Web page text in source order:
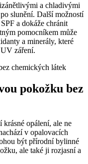
a chladivými
slunění. Další možností
a dokáže chránit
pomocníkem může
a minerály, které
záření.
pokožku bez
opálení, ale ne
v opalovacích
být přírodní bylinné
ale také ji rozjasní a